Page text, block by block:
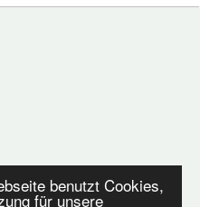
benutzt Cookies,
für unsere